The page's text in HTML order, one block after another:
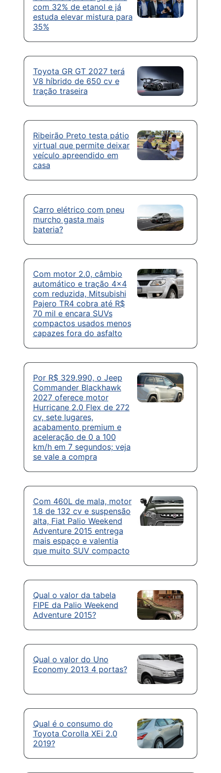
com 32% de etanol e já
estuda elevar mistura para
35%
Toyota GR GT 2027 terá
V8 híbrido de 650 cv e
tração traseira
Ribeirão Preto testa pátio
virtual que permite deixar
veículo apreendido em
casa
Carro elétrico com pneu
murcho gasta mais
bateria?
Com motor 2.0, câmbio
automático e tração 4×4
com reduzida, Mitsubishi
Pajero TR4 cobra até R$
70 mil e encara SUVs
compactos usados menos
capazes fora do asfalto
Por R$ 329.990, o Jeep
Commander Blackhawk
2027 oferece motor
Hurricane 2.0 Flex de 272
cv, sete lugares,
acabamento premium e
aceleração de 0 a 100
km/h em 7 segundos; veja
se vale a compra
Com 460L de mala, motor
1.8 de 132 cv e suspensão
alta, Fiat Palio Weekend
Adventure 2015 entrega
mais espaço e valentia
que muito SUV compacto
Qual o valor da tabela
FIPE da Palio Weekend
Adventure 2015?
Qual o valor do Uno
Economy 2013 4 portas?
Qual é o consumo do
Toyota Corolla XEi 2.0
2019?